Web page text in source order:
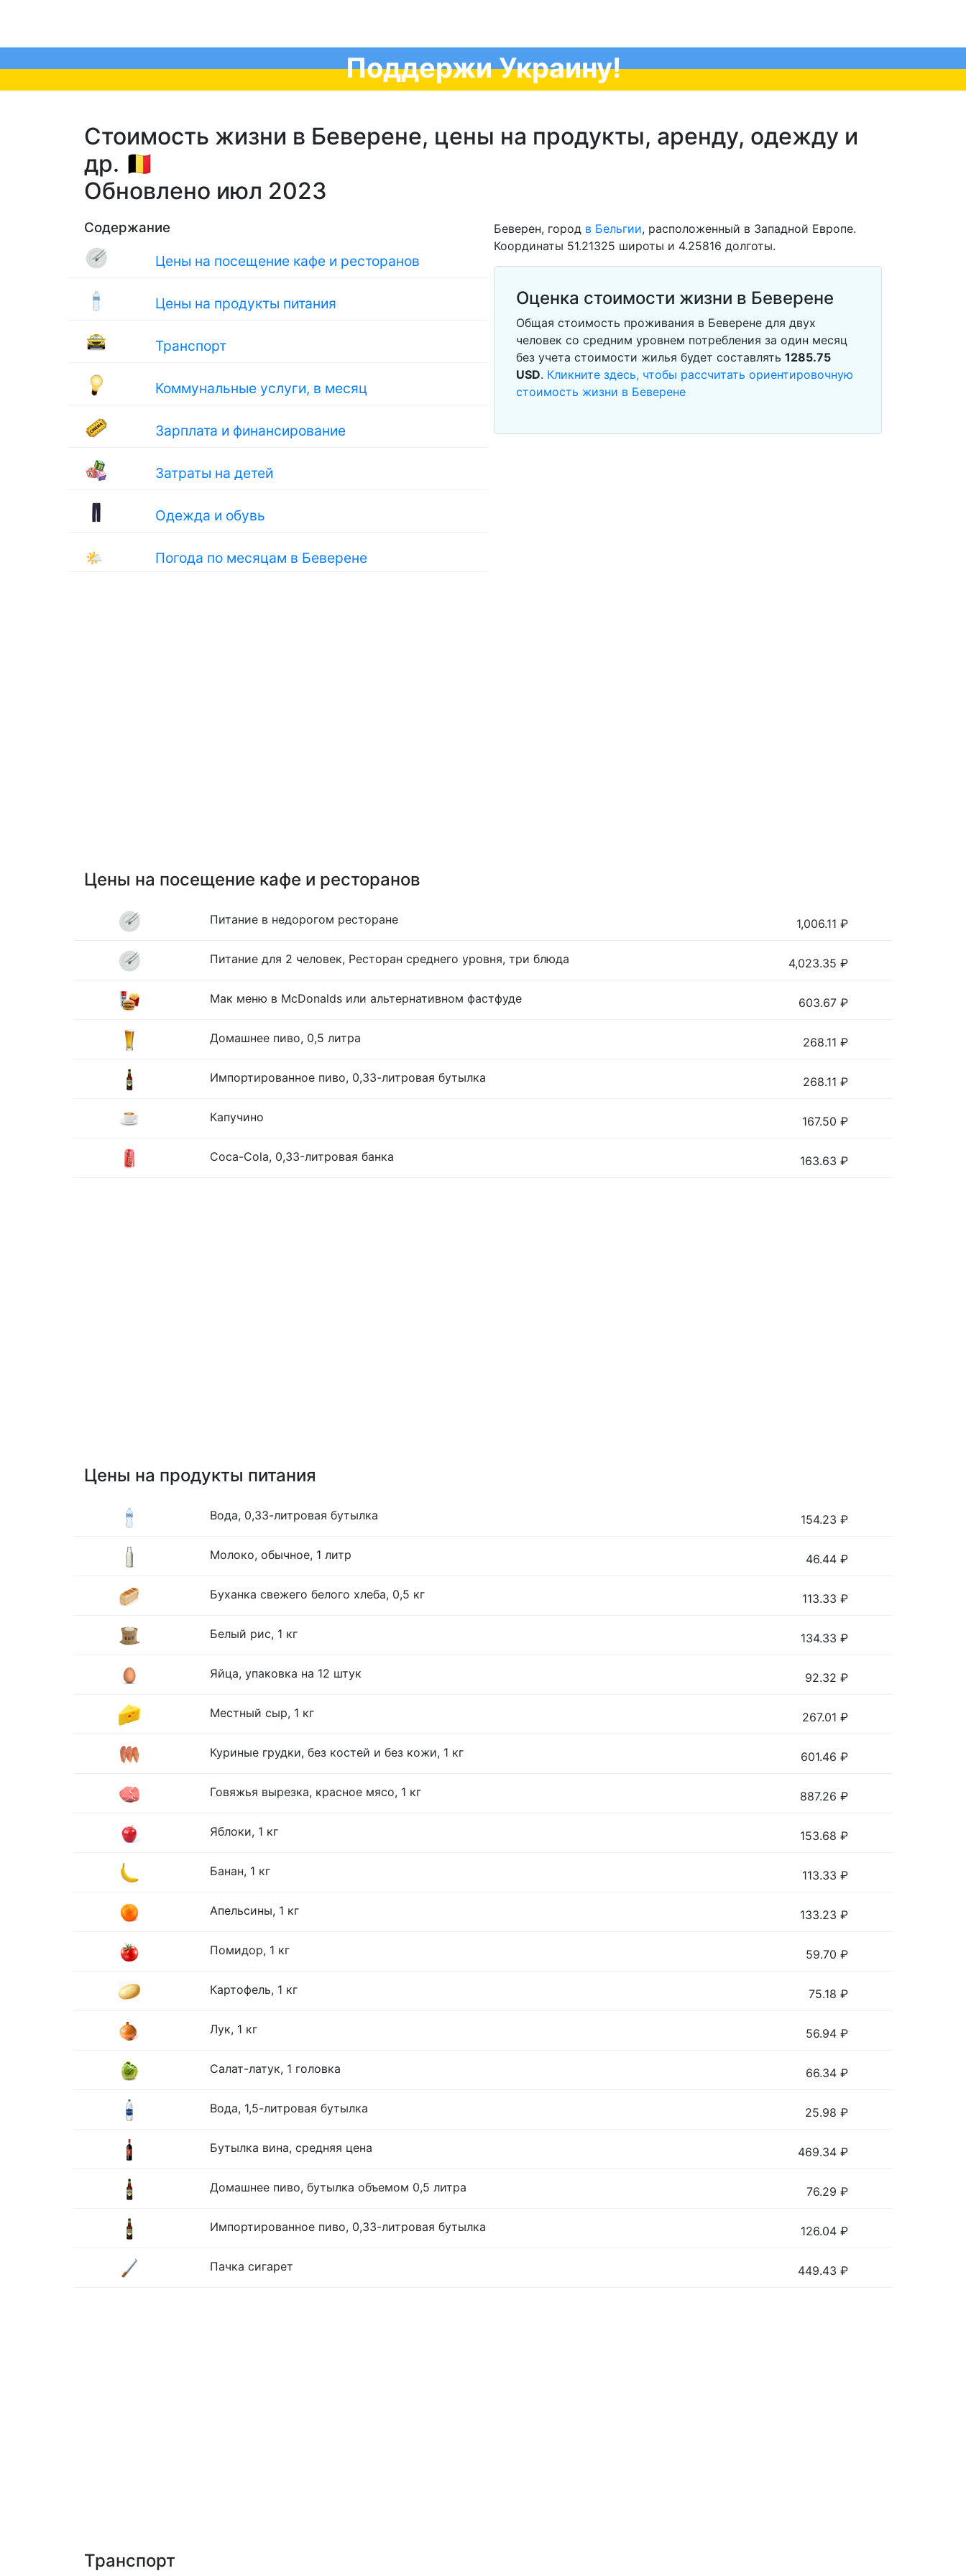
Поддержи Украину!
Стоимость жизни в Беверене, цены на продукты, аренду, одежду и
др. 🇧🇪
Обновлено июл 2023
Содержание
Цены на посещение кафе и ресторанов
Цены на продукты питания
Транспорт
Коммунальные услуги, в месяц
Зарплата и финансирование
Затраты на детей
Одежда и обувь
🌤 Погода по месяцам в Беверене
Беверен, город в Бельгии, расположенный в Западной Европе.
Координаты 51.21325 широты и 4.25816 долготы.
Оценка стоимости жизни в Беверене
Общая стоимость проживания в Беверене для двух
человек со средним уровнем потребления за один месяц
без учета стоимости жилья будет составлять 1285.75
USD. Кликните здесь, чтобы рассчитать ориентировочную
стоимость жизни в Беверене
Цены на посещение кафе и ресторанов
Питание в недорогом ресторане 1,006.11 ₽
Питание для 2 человек, Ресторан среднего уровня, три блюда 4,023.35 ₽
Мак меню в McDonalds или альтернативном фастфуде 603.67 ₽
Домашнее пиво, 0,5 литра 268.11 ₽
Импортированное пиво, 0,33-литровая бутылка 268.11 ₽
Капучино 167.50 ₽
Coca-Cola, 0,33-литровая банка 163.63 ₽
Цены на продукты питания
Вода, 0,33-литровая бутылка 154.23 ₽
Молоко, обычное, 1 литр 46.44 ₽
Буханка свежего белого хлеба, 0,5 кг 113.33 ₽
Белый рис, 1 кг 134.33 ₽
Яйца, упаковка на 12 штук 92.32 ₽
Местный сыр, 1 кг 267.01 ₽
Куриные грудки, без костей и без кожи, 1 кг 601.46 ₽
Говяжья вырезка, красное мясо, 1 кг 887.26 ₽
Яблоки, 1 кг 153.68 ₽
Банан, 1 кг 113.33 ₽
Апельсины, 1 кг 133.23 ₽
Помидор, 1 кг 59.70 ₽
Картофель, 1 кг 75.18 ₽
Лук, 1 кг 56.94 ₽
Салат-латук, 1 головка 66.34 ₽
Вода, 1,5-литровая бутылка 25.98 ₽
Бутылка вина, средняя цена 469.34 ₽
Домашнее пиво, бутылка объемом 0,5 литра 76.29 ₽
Импортированное пиво, 0,33-литровая бутылка 126.04 ₽
Пачка сигарет 449.43 ₽
Транспорт